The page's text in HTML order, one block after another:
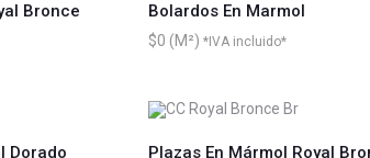
Bronce Bolardos En Marmol
$0 *IVA incluido*
Dorado Plazas En Mármol Royal